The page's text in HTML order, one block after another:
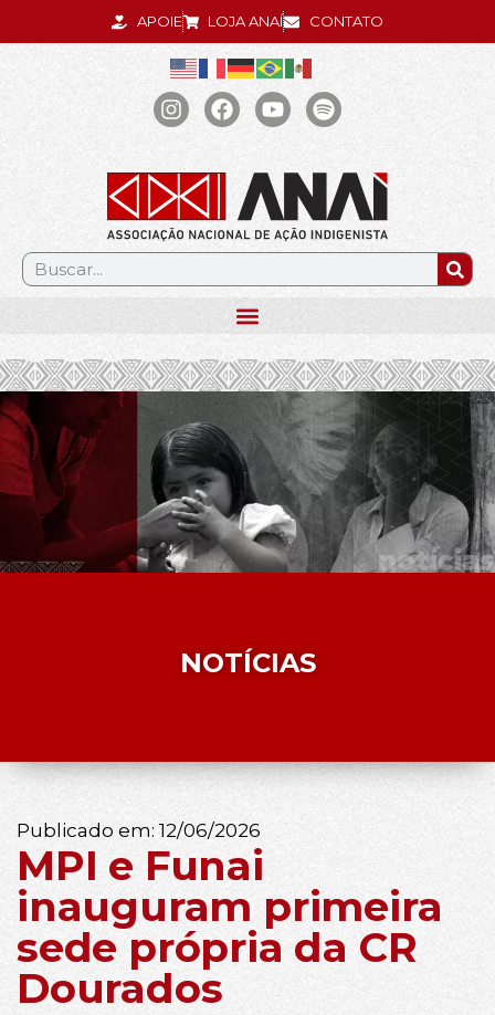
APOIE LOJA ANAÍ CONTATO
.
NOTÍCIAS
Publicado em: 12/06/2026
MPI e Funai
inauguram primeira
sede própria da CR
Dourados